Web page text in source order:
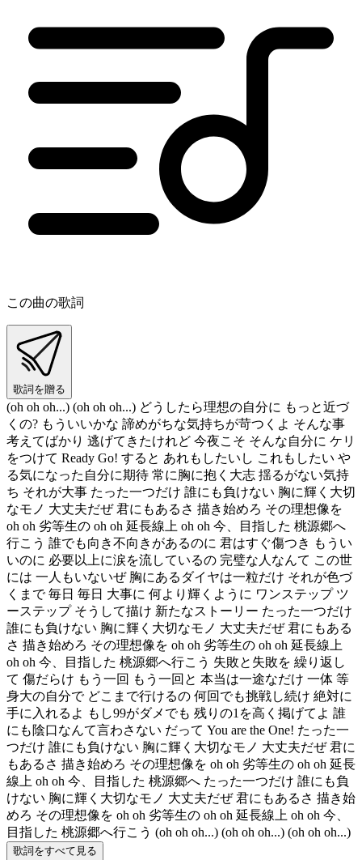
この曲の歌詞
歌詞を贈る
(oh oh oh...) (oh oh oh...) どうしたら理想の自分に もっと近づ
くの? もういいかな 諦めがちな気持ちが苛つくよ そんな事
考えてばかり 逃げてきたけれど 今夜こそ そんな自分に ケリ
をつけて Ready Go! すると あれもしたいし これもしたい や
る気になった自分に期待 常に胸に抱く大志 揺るがない気持
ち それが大事 たった一つだけ 誰にも負けない 胸に輝く大切
なモノ 大丈夫だぜ 君にもあるさ 描き始めろ その理想像を
oh oh 劣等生の oh oh 延長線上 oh oh 今、目指した 桃源郷へ
行こう 誰でも向き不向きがあるのに 君はすぐ傷つき もうい
いのに 必要以上に涙を流しているの 完璧な人なんて この世
には 一人もいないぜ 胸にあるダイヤは一粒だけ それが色づ
くまで 毎日 毎日 大事に 何より輝くように ワンステップ ツ
ーステップ そうして描け 新たなストーリー たった一つだけ
誰にも負けない 胸に輝く大切なモノ 大丈夫だぜ 君にもある
さ 描き始めろ その理想像を oh oh 劣等生の oh oh 延長線上
oh oh 今、目指した 桃源郷へ行こう 失敗と失敗を 繰り返し
て 傷だらけ もう一回 もう一回と 本当は一途なだけ 一体 等
身大の自分で どこまで行けるの 何回でも挑戦し続け 絶対に
手に入れるよ もし99がダメでも 残りの1を高く掲げてよ 誰
にも陰口なんて言わさない だって You are the One! たった一
つだけ 誰にも負けない 胸に輝く大切なモノ 大丈夫だぜ 君に
もあるさ 描き始めろ その理想像を oh oh 劣等生の oh oh 延長
線上 oh oh 今、目指した 桃源郷へ たった一つだけ 誰にも負
けない 胸に輝く大切なモノ 大丈夫だぜ 君にもあるさ 描き始
めろ その理想像を oh oh 劣等生の oh oh 延長線上 oh oh 今、
目指した 桃源郷へ行こう (oh oh oh...) (oh oh oh...) (oh oh oh...)
歌詞をすべて見る